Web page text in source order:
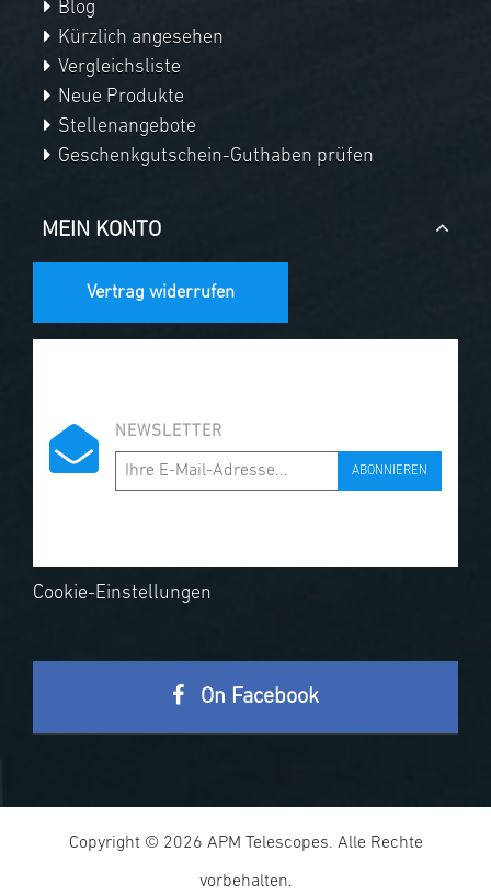
Blog
Kürzlich angesehen
Vergleichsliste
Neue Produkte
Stellenangebote
Geschenkgutschein-Guthaben prüfen
MEIN KONTO
Vertrag widerrufen
NEWSLETTER
ABONNIEREN
Cookie-Einstellungen
On Facebook
Copyright © 2026 APM Telescopes. Alle Rechte
vorbehalten.